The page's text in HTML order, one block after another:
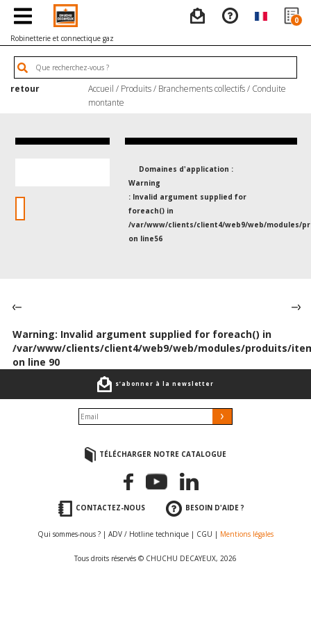
0
Robinetterie et connectique gaz
retour Accueil / Produits/ Branchements collectifs/ Conduite
montante
Domaines d'application :
Warning
: Invalid argument supplied for
foreach() in
/var/www/clients/client4/web9/web/modules/
on line56
Warning: Invalid argument supplied for foreach() in
/var/www/clients/client4/web9/web/modules/produits/
on line 90
s’abonner à la newsletter
TÉLÉCHARGER NOTRE CATALOGUE
CONTACTEZ-NOUS BESOIN D'AIDE ?
Qui sommes-nous ? | ADV / Hotline technique | CGU | Mentions légales
Tous droits réservés © CHUCHU DECAYEUX, 2026